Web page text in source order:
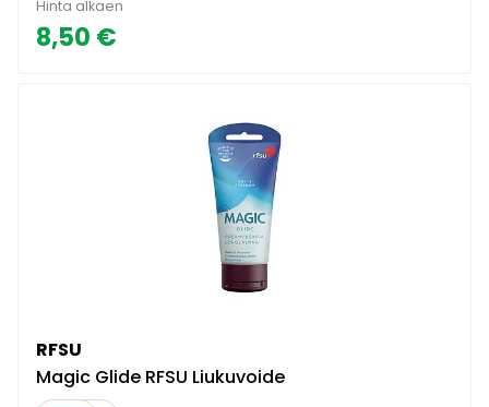
Hinta alkaen
8,50 €
RFSU
Magic Glide RFSU Liukuvoide